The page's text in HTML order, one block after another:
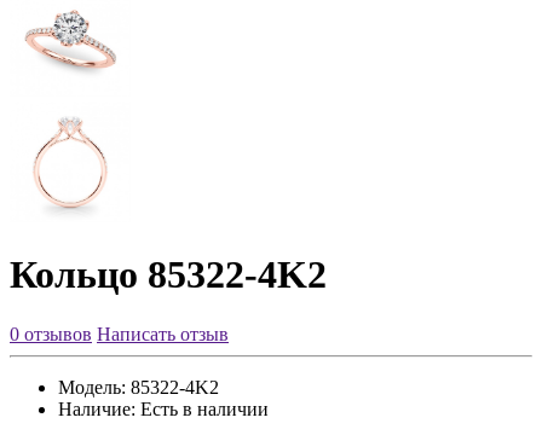
Кольцо 85322-4K2
0 отзывов Написать отзыв
Модель: 85322-4K2
Наличие: Есть в наличии